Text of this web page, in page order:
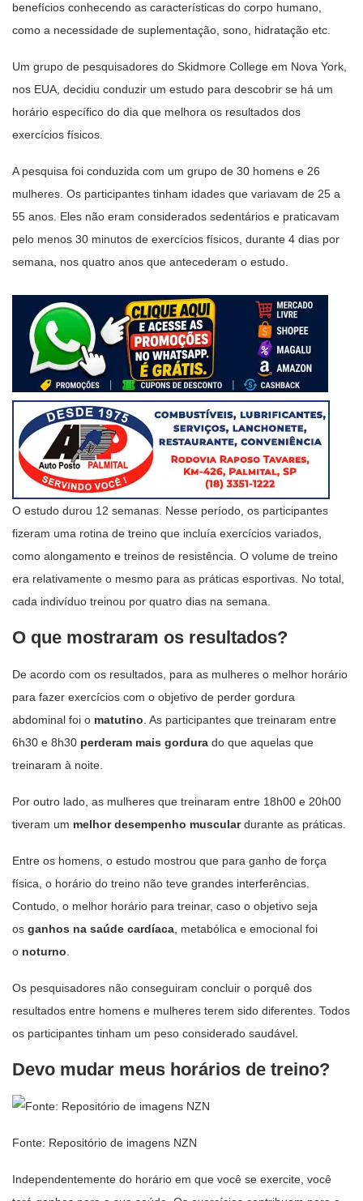
benefícios conhecendo as características do corpo humano,
como a necessidade de suplementação, sono, hidratação etc.
Um grupo de pesquisadores do Skidmore College em Nova York,
nos EUA, decidiu conduzir um estudo para descobrir se há um
horário específico do dia que melhora os resultados dos
exercícios físicos.
A pesquisa foi conduzida com um grupo de 30 homens e 26
mulheres. Os participantes tinham idades que variavam de 25 a
55 anos. Eles não eram considerados sedentários e praticavam
pelo menos 30 minutos de exercícios físicos, durante 4 dias por
semana, nos quatro anos que antecederam o estudo.
O estudo durou 12 semanas. Nesse período, os participantes
fizeram uma rotina de treino que incluía exercícios variados,
como alongamento e treinos de resistência. O volume de treino
era relativamente o mesmo para as práticas esportivas. No total,
cada indivíduo treinou por quatro dias na semana.
O que mostraram os resultados?
De acordo com os resultados, para as mulheres o melhor horário
para fazer exercícios com o objetivo de perder gordura
abdominal foi o matutino . As participantes que treinaram entre
6h30 e 8h30 perderam mais gordura do que aquelas que
treinaram à noite.
Por outro lado, as mulheres que treinaram entre 18h00 e 20h00
tiveram um melhor desempenho musculardurante as práticas.
Entre os homens, o estudo mostrou que para ganho de força
física, o horário do treino não teve grandes interferências.
Contudo, o melhor horário para treinar, caso o objetivo seja
os ganhos na saúde cardíaca , metabólica e emocional foi
o noturno
Os pesquisadores não conseguiram concluir o porquê dos
resultados entre homens e mulheres terem sido diferentes. Todos
os participantes tinham um peso considerado saudável.
Devo mudar meus horários de treino?
Fonte: Repositório de imagens NZN
Independentemente do horário em que você se exercite, você